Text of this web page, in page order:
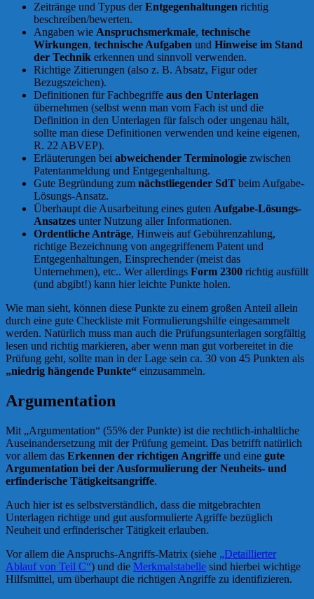
Zeitränge und Typus derEntgegenhaltungen richtig
beschreiben/bewerten.
Angaben wie Anspruchsmerkmale, technische
Wirkungen, technische Aufgaben und Hinweise im Stand
der Technik erkennen und sinnvoll verwenden.
Richtige Zitierungen (also z. B. Absatz, Figur oder
Bezugszeichen).
Definitionen für Fachbegriffe aus den Unterlagen
übernehmen (selbst wenn man vom Fach ist und die
Definition in den Unterlagen für falsch oder ungenau hält,
sollte man diese Definitionen verwenden und keine eigenen,
R. 22 ABVEP).
Erläuterungen bei abweichender Terminologie zwischen
Patentanmeldung und Entgegenhaltung.
Gute Begründung zum nächstliegender SdT beim Aufgabe-
Lösungs-Ansatz.
Überhaupt die Ausarbeitung eines guten Aufgabe-Lösungs-
Ansatzes unter Nutzung aller Informationen.
Ordentliche Anträge, Hinweis auf Gebührenzahlung,
richtige Bezeichnung von angegriffenem Patent und
Entgegenhaltungen, Einsprechender (meist das
Unternehmen), etc.. Wer allerdings Form 2300 richtig ausfüllt
(und abgibt!) kann hier leichte Punkte holen.
Wie man sieht, können diese Punkte zu einem großen Anteil allein
durch eine gute Checkliste mit Formulierungshilfe eingesammelt
werden. Natürlich muss man auch die Prüfungsunterlagen sorgfältig
lesen und richtig markieren, aber wenn man gut vorbereitet in die
Prüfung geht, sollte man in der Lage sein ca. 30 von 45 Punkten als
„niedrig hängende Punkte“ einzusammeln.
Argumentation
Mit „Argumentation“ (55% der Punkte) ist die rechtlich-inhaltliche
Auseinandersetzung mit der Prüfung gemeint. Das betrifft natürlich
vor allem das Erkennen der richtigen Angriffe und eine gute
Argumentation bei der Ausformulierung der Neuheits- und
erfinderische Tätigkeitsangriffe.
Auch hier ist es selbstverständlich, dass die mitgebrachten
Unterlagen richtige und gut ausformulierte Agriffe bezüglich
Neuheit und erfinderischer Tätigkeit erlauben.
Vor allem die Anspruchs-Angriffs-Matrix (siehe „Detaillierter
Ablauf von Teil C“) und die Merkmalstabelle sind hierbei wichtige
Hilfsmittel, um überhaupt die richtigen Angriffe zu identifizieren.